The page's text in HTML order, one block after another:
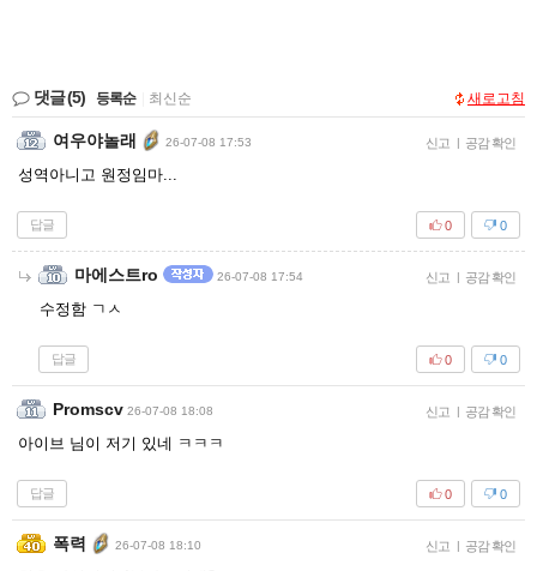
댓글(5) 등록순 최신순 새로고침
여우야놀래 26-07-08 17:53 신고 | 공감 확인
성역아니고 원정임마...
답글 0
0
마에스트ro 26-07-08 17:54 신고 | 공감 확인
수정함 ㄱㅅ
답글 0
0
Promscv 26-07-08 18:08 신고 | 공감 확인
아이브 님이 저기 있네 ㅋㅋㅋ
답글 0
0
폭력 26-07-08 18:10 신고 | 공감 확인